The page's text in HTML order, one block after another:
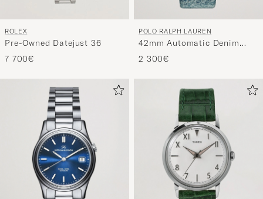
ROLEX
Pre-Owned Datejust 36
7 700€
POLO RALPH LAUREN
42mm Automatic Denim
Flag Bear Steel With White
Dial
2 300€